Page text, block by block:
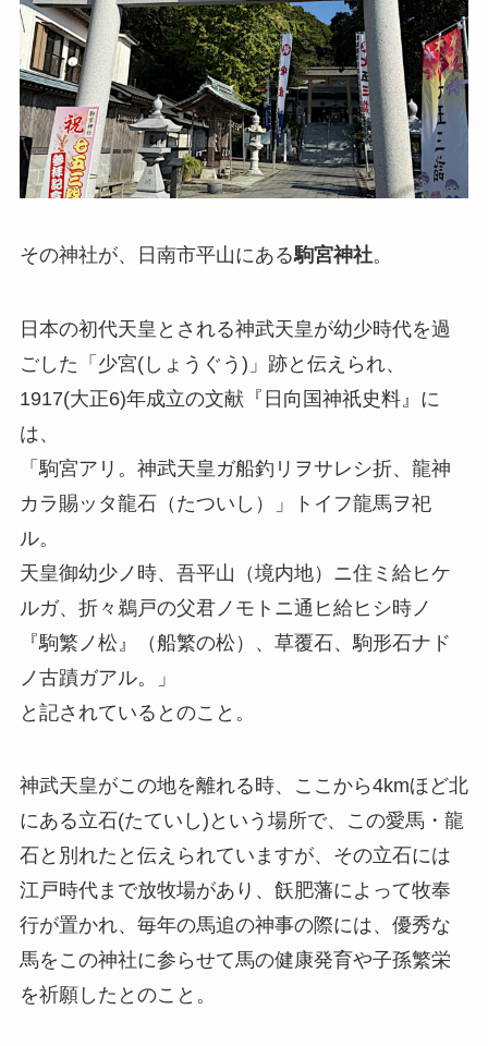
その神社が、日南市平山にある駒宮神社。
日本の初代天皇とされる神武天皇が幼少時代を過
ごした「少宮(しょうぐう)」跡と伝えられ、
1917(大正6)年成立の文献『日向国神祇史料』に
は、
「駒宮アリ。神武天皇ガ船釣リヲサレシ折、龍神
カラ賜ッタ龍石（たついし）」トイフ龍馬ヲ祀
ル。
天皇御幼少ノ時、吾平山（境内地）ニ住ミ給ヒケ
ルガ、折々鵜戸の父君ノモトニ通ヒ給ヒシ時ノ
『駒繁ノ松』（船繁の松）、草覆石、駒形石ナド
ノ古蹟ガアル。」
と記されているとのこと。
神武天皇がこの地を離れる時、ここから4kmほど北
にある立石(たていし)という場所で、この愛馬・龍
石と別れたと伝えられていますが、その立石には
江戸時代まで放牧場があり、飫肥藩によって牧奉
行が置かれ、毎年の馬追の神事の際には、優秀な
馬をこの神社に参らせて馬の健康発育や子孫繁栄
を祈願したとのこと。